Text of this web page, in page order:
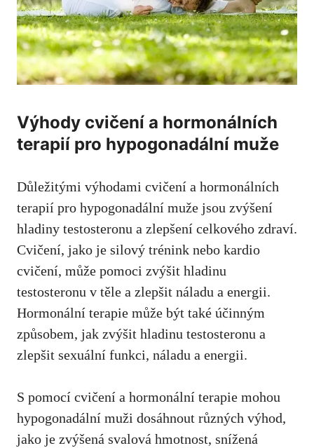
Výhody cvičení a hormonálních
terapií pro hypogonadální muže
Důležitými výhodami cvičení a hormonálních
terapií pro hypogonadální muže jsou zvýšení
hladiny testosteronu a zlepšení celkového zdraví.
Cvičení, jako je silový trénink nebo kardio
cvičení, může pomoci zvýšit hladinu
testosteronu v těle a zlepšit náladu a energii.
Hormonální terapie může být také účinným
způsobem, jak zvýšit hladinu testosteronu a
zlepšit sexuální funkci, náladu a energii.
S pomocí cvičení a hormonální terapie mohou
hypogonadální muži dosáhnout různých výhod,
jako je zvýšená svalová hmotnost, snížená